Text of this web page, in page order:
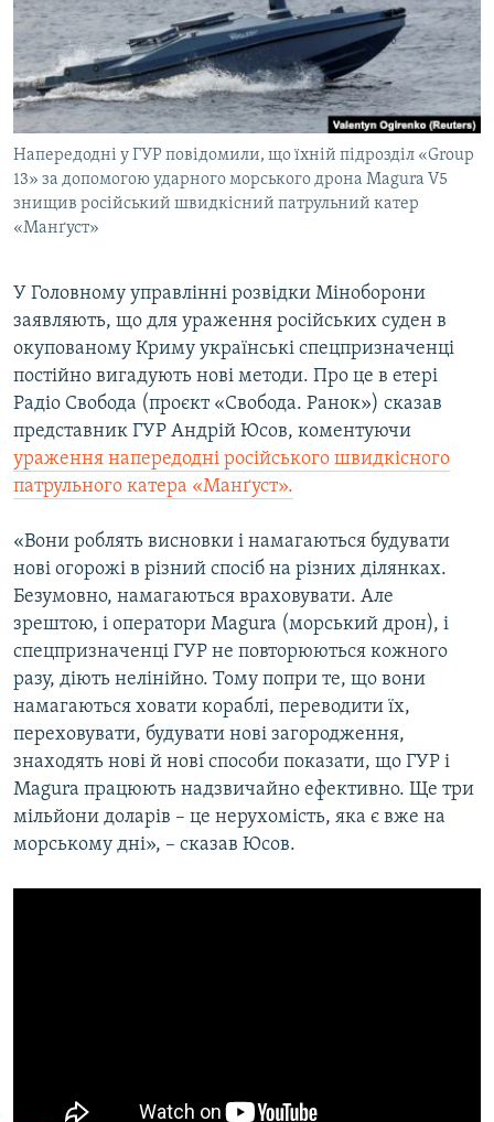
СПЕЦПРОЄКТИ
ПОДКАСТИ
КРИМ РЕАЛІЇ
РУС
УКР
КТАТ
Усі сайти RFE/RL
Напередодні у ГУР повідомили, що їхній підрозділ «Group
13» за допомогою ударного морського дрона Magura V5
знищив російський швидкісний патрульний катер
«Манґуст»
У Головному управлінні розвідки Міноборони
заявляють, що для ураження російських суден в
окупованому Криму українські спецпризначенці
постійно вигадують нові методи. Про це в етері
Радіо Свобода (проєкт «Свобода. Ранок») сказав
представник ГУР Андрій Юсов, коментуючи
ураження напередодні російського швидкісного
патрульного катера «Манґуст».
«Вони роблять висновки і намагаються будувати
нові огорожі в різний спосіб на різних ділянках.
Безумовно, намагаються враховувати. Але
зрештою, і оператори Magura (морський дрон), і
спецпризначенці ГУР не повторюються кожного
разу, діють нелінійно. Тому попри те, що вони
намагаються ховати кораблі, переводити їх,
переховувати, будувати нові загородження,
знаходять нові й нові способи показати, що ГУР і
Magura працюють надзвичайно ефективно. Ще три
мільйони доларів – це нерухомість, яка є вже на
морському дні», – сказав Юсов.